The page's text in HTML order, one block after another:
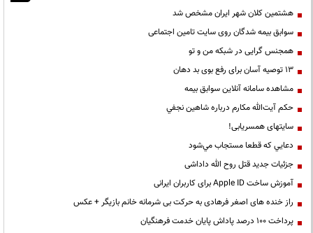
هشتمین کلان شهر ایران مشخص شد
سوابق بیمه شدگان روی سایت تامین اجتماعی
همجنس گرایی در شبکه من و تو
13 توصیه آسان برای رفع بوی بد دهان
مشاهده سامانه آنلاين سوابق بیمه
حكم آيت‌الله مكارم درباره شاهين نجفي
سایتهای همسریابی!
دعايي كه قطعا مستجاب مي‌شود
جزئیات جدید قتل روح الله داداشی
آموزش ساخت Apple ID برای کاربران ایرانی
راز خنده های اصغر فرهادی به حرکت بی شرمانه خانم بازیگر + عکس
پرداخت ۱۰۰ درصد پاداش پایان خدمت فرهنگیان